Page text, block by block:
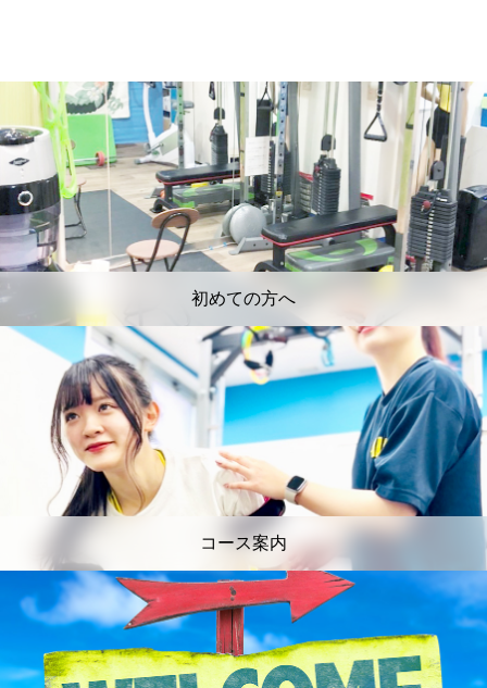
初めての方へ
コース案内